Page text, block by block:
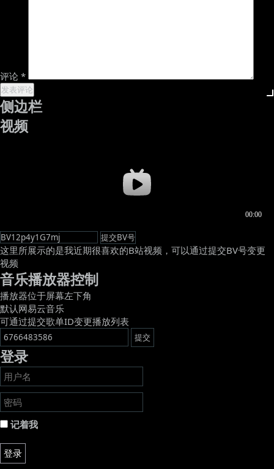
评论 *
侧边栏
视频
这里所展示的是我近期很喜欢的B站视频，可以通过提交BV号变更
视频
音乐播放器控制
播放器位于屏幕左下角
默认网易云音乐
可通过提交歌单ID变更播放列表
登录
记着我
登录